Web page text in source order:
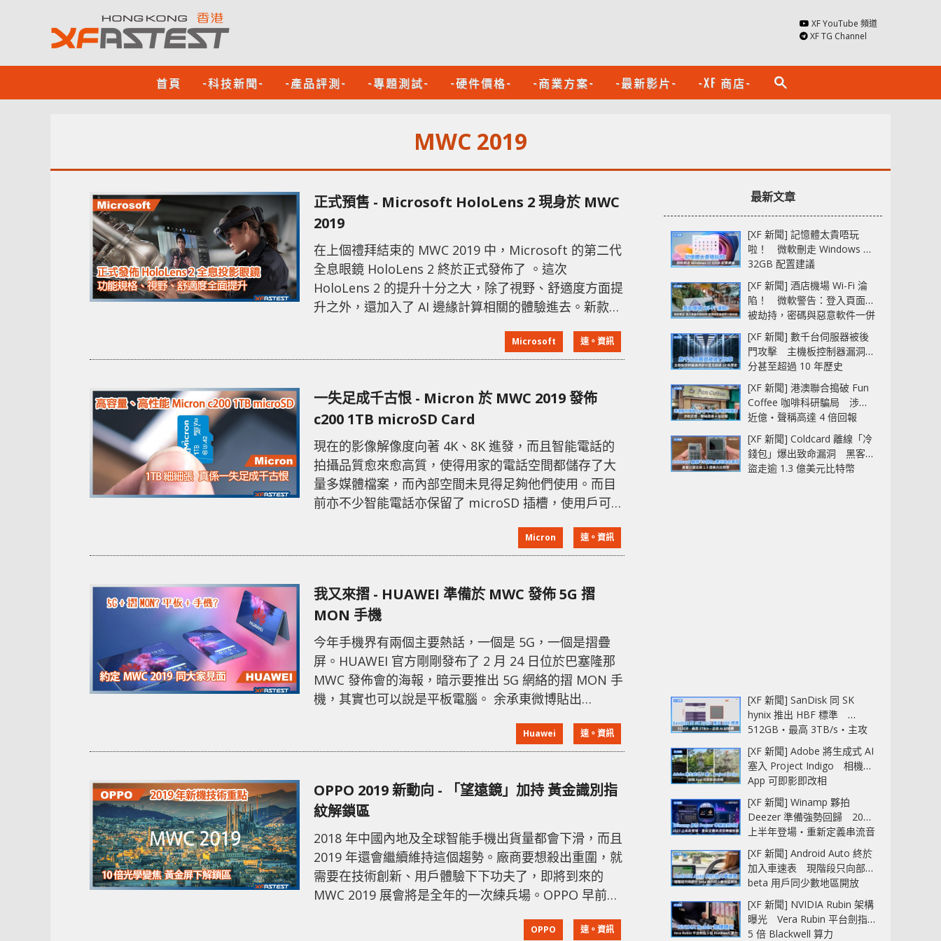
XF YouTube 頻道
XF TG Channel
首頁 -科技新聞- -產品評測- -專題測試- -硬件價格- -商業方案- -最新影片- -XF 商店- search
MWC 2019
正式預售 - Microsoft HoloLens 2 現身於 MWC
2019
在上個禮拜結束的 MWC 2019 中，Microsoft 的第二代
全息眼鏡 HoloLens 2 終於正式發佈了 。這次
HoloLens 2 的提升十分之大，除了視野、舒適度方面提
升之外，還加入了 AI 邊緣計算相關的體驗進去。新款的
其視野 (FOV) 比初代提高兩倍以上，而且全息密度仍然
新的顯示系統，能於
Microsoft 速。資訊
一失足成千古恨 - Micron 於 MWC 2019 發佈
c200 1TB microSD Card
現在的影像解像度向著 4K、8K 進發，而且智能電話的
拍攝品質愈來愈高質，使得用家的電話空間都儲存了大
量多媒體檔案，而內部空間未見得足夠他們使用。而目
前亦不少智能電話亦保留了 microSD 插槽，使用戶可擴
MWC 2019 上展出了高達 1 TB 容量的 c200
microSDXC Card。小小一張卡片，就可儲存 1TB 的檔
Micron 創造出這麼高容量的產品，受惠於 96
Micron 速。資訊
我又來摺 - HUAWEI 準備於 MWC 發佈 5G 摺
MON 手機
今年手機界有兩個主要熱話，一個是 5G，一個是摺疊
屏。HUAWEI 官方剛剛發布了 2 月 24 日位於巴塞隆那
MWC 發佈會的海報，暗示要推出 5G 網絡的摺 MON 手
機，其實也可以說是平板電腦。 余承東微博貼出
Samsung、小米以及 OPPO、Vivo 等公司都在研發類
摺疊屏手機，而攤開後就變成平板。正如小米之前發表
外，手機結構、對應的 UI 等等都必須。華為其實很早
Huawei 速。資訊
OPPO 2019 新動向 - 「望遠鏡」加持 黃金識別指
紋解鎖區
2018 年中國內地及全球智能手機出貨量都會下滑，而且
2019 年還會繼續維持這個趨勢。廠商要想殺出重圍，就
需要在技術創新、用戶體驗下下功夫了，即將到來的
MWC 2019 展會將是全年的一次練兵場。OPPO 早前舉
變焦及光域屏幕指紋識別技術，這兩個技術都會在今年
OPPO 速。資訊
最新文章
[XF 新聞] 記憶體太貴唔玩
啦！ 微軟刪走 Windows 11
32GB 配置建議
[XF 新聞] 酒店機場 Wi-Fi 淪
陷！ 微軟警告：登入頁面可
被劫持，密碼與惡意軟件一併
中招
[XF 新聞] 數千台伺服器被後
門攻擊 主機板控制器漏洞部
分甚至超過 10 年歷史
[XF 新聞] 港澳聯合搗破 Fun
Coffee 咖啡科研騙局 涉款
近億‧聲稱高達 4 倍回報
[XF 新聞] Coldcard 離線「冷
錢包」爆出致命漏洞 黑客已
盜走逾 1.3 億美元比特幣
[XF 新聞] SanDisk 同 SK
hynix 推出 HBF 標準
512GB‧最高 3TB/s‧主攻
AI 記憶體
[XF 新聞] Adobe 將生成式 AI
塞入 Project Indigo 相機
App 可即影即改相
[XF 新聞] Winamp 夥拍
Deezer 準備強勢回歸 2027
上半年登場‧重新定義串流音
樂播放器
[XF 新聞] Android Auto 終於
加入車速表 現階段只向部分
beta 用戶同少數地區開放
[XF 新聞] NVIDIA Rubin 架構
曝光 Vera Rubin 平台劍指
5 倍 Blackwell 算力